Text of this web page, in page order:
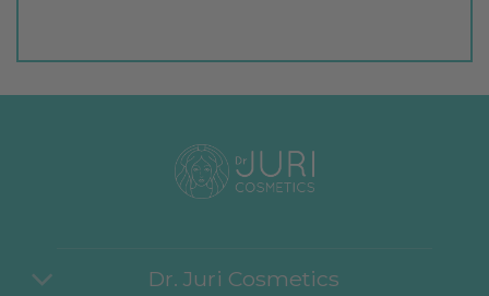
Dr. Juri Cosmetics